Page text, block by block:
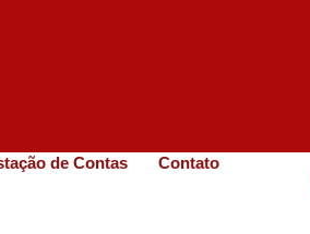
de Contas Contato